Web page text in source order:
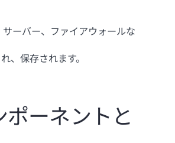
ーバー、ファイアウォールな
、保存されます。
ーネントと